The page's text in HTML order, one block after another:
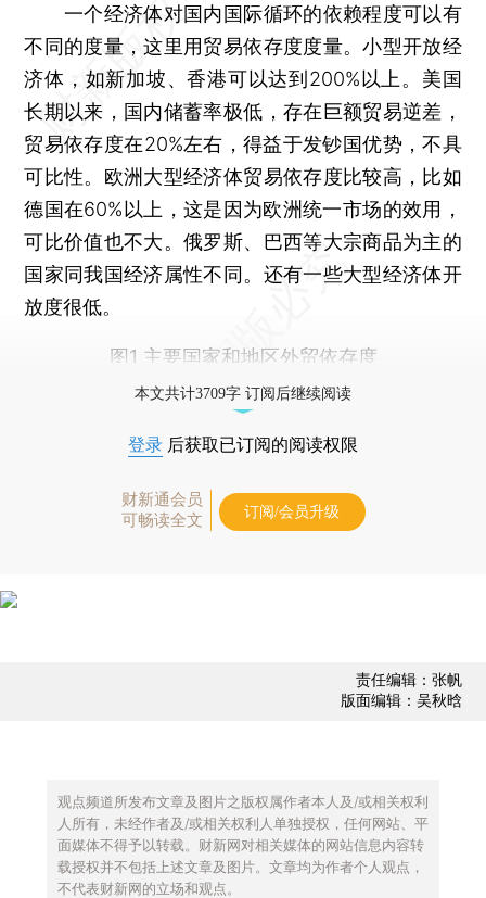
一个经济体对国内国际循环的依赖程度可以有
不同的度量，这里用贸易依存度度量。小型开放经
济体，如新加坡、香港可以达到200%以上。美国
长期以来，国内储蓄率极低，存在巨额贸易逆差，
贸易依存度在20%左右，得益于发钞国优势，不具
可比性。欧洲大型经济体贸易依存度比较高，比如
德国在60%以上，这是因为欧洲统一市场的效用，
可比价值也不大。俄罗斯、巴西等大宗商品为主的
国家同我国经济属性不同。还有一些大型经济体开
放度很低。
图1 主要国家和地区外贸依存度
本文共计3709字 订阅后继续阅读
登录 后获取已订阅的阅读权限
财新通会员
可畅读全文
订阅/会员升级
责任编辑：张帆
版面编辑：吴秋晗
观点频道所发布文章及图片之版权属作者本人及/或相关权利
人所有，未经作者及/或相关权利人单独授权，任何网站、平
面媒体不得予以转载。财新网对相关媒体的网站信息内容转
载授权并不包括上述文章及图片。文章均为作者个人观点，
不代表财新网的立场和观点。